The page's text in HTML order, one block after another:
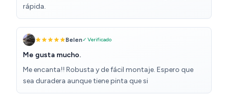
rápida.
Belen✓ Verificado
Me gusta mucho.
Me encanta!! Robusta y de fácil montaje. Espero que
sea duradera aunque tiene pinta que si